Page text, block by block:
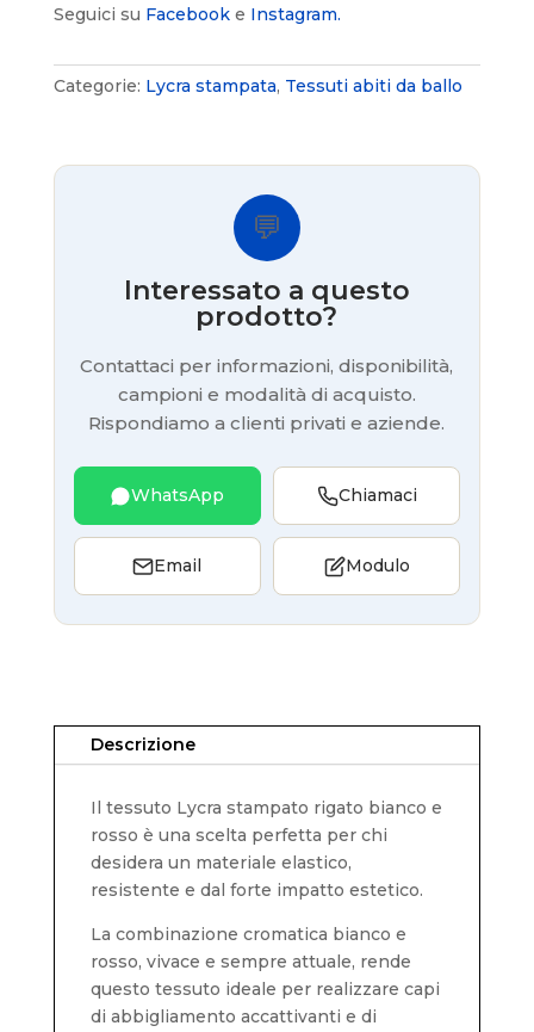
Seguici su Facebooke Instagram.
Categorie: Lycra stampata, Tessuti abiti da ballo
💬
Interessato a questo
prodotto?
Contattaci per informazioni, disponibilità,
campioni e modalità di acquisto.
Rispondiamo a clienti privati e aziende.
WhatsApp Chiamaci
Email Modulo
Descrizione
Il tessuto Lycra stampato rigato bianco e
rosso è una scelta perfetta per chi
desidera un materiale elastico,
resistente e dal forte impatto estetico.
La combinazione cromatica bianco e
rosso, vivace e sempre attuale, rende
questo tessuto ideale per realizzare capi
di abbigliamento accattivanti e di